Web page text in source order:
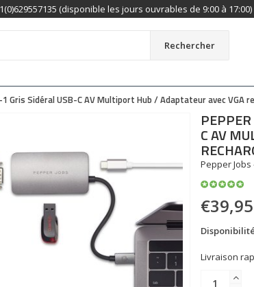
(disponible les jours ouvrables de 9:00 à 17:00)
Rechercher
Gris Sidéral USB-C AV Multiport Hub / Adaptateur avec VGA
C AV
Pepper Jobs
€39,95
Livraison